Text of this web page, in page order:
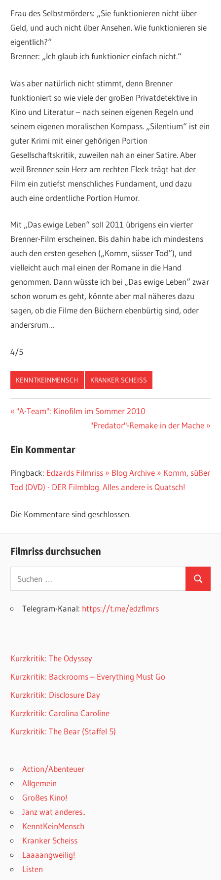
Frau des Selbstmörders: „Sie funktionieren nicht über
Geld, und auch nicht über Ansehen. Wie funktionieren sie
eigentlich?“
Brenner: „Ich glaub ich funktionier einfach nicht.“
Was aber natürlich nicht stimmt, denn Brenner
funktioniert so wie viele der großen Privatdetektive in
Kino und Literatur – nach seinen eigenen Regeln und
seinem eigenen moralischen Kompass. „Silentium“ ist ein
guter Krimi mit einer gehörigen Portion
Gesellschaftskritik, zuweilen nah an einer Satire. Aber
weil Brenner sein Herz am rechten Fleck trägt hat der
Film ein zutiefst menschliches Fundament, und dazu
auch eine ordentliche Portion Humor.
Mit „Das ewige Leben“ soll 2011 übrigens ein vierter
Brenner-Film erscheinen. Bis dahin habe ich mindestens
auch den ersten gesehen („Komm, süsser Tod“), und
vielleicht auch mal einen der Romane in die Hand
genommen. Dann wüsste ich bei „Das ewige Leben“ zwar
schon worum es geht, könnte aber mal näheres dazu
sagen, ob die Filme den Büchern ebenbürtig sind, oder
andersrum…
4/5
KENNTKEINMENSCH KRANKER SCHEISS
Beitragsnavigation
Vorheriger
"A-Team": Kinofilm im Sommer 2010
Nächster
"Predator"-Remake in der Mache
Ein Kommentar
Pingback: Edzards Filmriss » Blog Archive » Komm, süßer
Tod (DVD) - DER Filmblog. Alles andere is Quatsch!
Die Kommentare sind geschlossen.
Filmriss durchsuchen
Suchen
nach:
Suchen
Telegram-Kanal: https://t.me/edzflmrs
Kurzkritik: The Odyssey
Kurzkritik: Backrooms – Everything Must Go
Kurzkritik: Disclosure Day
Kurzkritik: Carolina Caroline
Kurzkritik: The Bear (Staffel 5)
Action/Abenteuer
Allgemein
Großes Kino!
Janz wat anderes..
KenntKeinMensch
Kranker Scheiss
Laaaangweilig!
Listen